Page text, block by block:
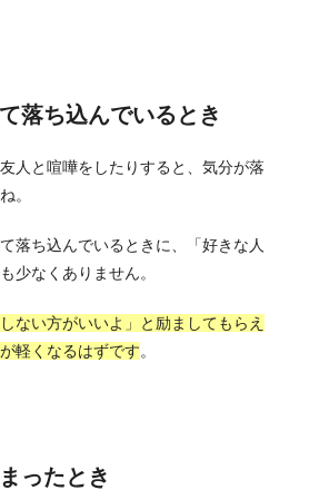
落ち込んでいるとき
人と喧嘩をしたりすると、気分が落
。
落ち込んでいるときに、「好きな人
少なくありません。
ない方がいいよ」と励ましてもらえ
軽くなるはずです。
ったとき